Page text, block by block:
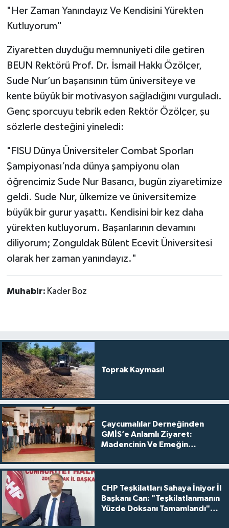
​"Her Zaman Yanındayız Ve Kendisini Yürekten
Kutluyorum"
​Ziyaretten duyduğu memnuniyeti dile getiren
BEUN Rektörü Prof. Dr. İsmail Hakkı Özölçer,
Sude Nur’un başarısının tüm üniversiteye ve
kente büyük bir motivasyon sağladığını vurguladı.
Genç sporcuyu tebrik eden Rektör Özölçer, şu
sözlerle desteğini yineledi:
​"FISU Dünya Üniversiteler Combat Sporları
Şampiyonası’nda dünya şampiyonu olan
öğrencimiz Sude Nur Basancı, bugün ziyaretimize
geldi. Sude Nur, ülkemize ve üniversitemize
büyük bir gurur yaşattı. Kendisini bir kez daha
yürekten kutluyorum. Başarılarının devamını
diliyorum; Zonguldak Bülent Ecevit Üniversitesi
olarak her zaman yanındayız."
Muhabir: Kader Boz
Toprak Kayması!
Çaycumalılar Derneğinden
GMİS’e Anlamlı Ziyaret:
Madencinin Ve Emeğin
CHP Teşkilatları Sahaya İniyor İl
Başkanı Can: "Teşkilatlanmanın
Yüzde Doksanı Tamamlandı"